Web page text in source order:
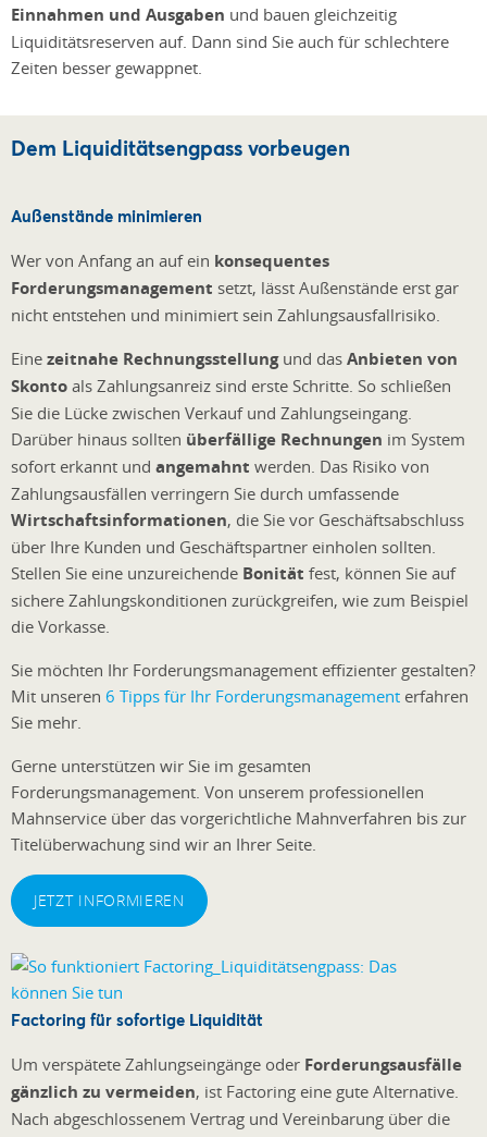
Einnahmen und Ausgaben und bauen gleichzeitig
Liquiditätsreserven auf. Dann sind Sie auch für schlechtere
Zeiten besser gewappnet.
Dem Liquiditätsengpass vorbeugen
Außenstände minimieren
Wer von Anfang an auf ein konsequentes
Forderungsmanagement setzt, lässt Außenstände erst gar
nicht entstehen und minimiert sein Zahlungsausfallrisiko.
Eine zeitnahe Rechnungsstellungund das Anbieten von
Skonto als Zahlungsanreiz sind erste Schritte. So schließen
Sie die Lücke zwischen Verkauf und Zahlungseingang.
Darüber hinaus sollten überfällige Rechnungen im System
sofort erkannt und angemahnt werden. Das Risiko von
Zahlungsausfällen verringern Sie durch umfassende
Wirtschaftsinformationen, die Sie vor Geschäftsabschluss
über Ihre Kunden und Geschäftspartner einholen sollten.
Stellen Sie eine unzureichende Bonität fest, können Sie auf
sichere Zahlungskonditionen zurückgreifen, wie zum Beispiel
die Vorkasse.
Sie möchten Ihr Forderungsmanagement effizienter gestalten?
Mit unseren 6 Tipps für Ihr Forderungsmanagement erfahren
Sie mehr.
Gerne unterstützen wir Sie im gesamten
Forderungsmanagement. Von unserem professionellen
Mahnservice über das vorgerichtliche Mahnverfahren bis zur
Titelüberwachung sind wir an Ihrer Seite.
JETZT INFORMIEREN
Factoring für sofortige Liquidität
Um verspätete Zahlungseingänge oder Forderungsausfälle
gänzlich zu vermeiden, ist Factoring eine gute Alternative.
Nach abgeschlossenem Vertrag und Vereinbarung über die